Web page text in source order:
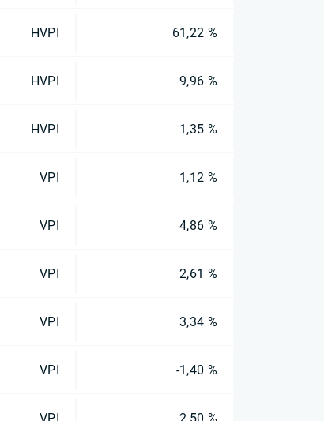
HVPI 61,22 %
HVPI 9,96 %
HVPI 1,35 %
VPI 1,12 %
VPI 4,86 %
VPI 2,61 %
VPI 3,34 %
VPI -1,40 %
VPI 2,50 %